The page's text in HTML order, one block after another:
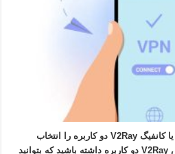
چرا باید خرید V2Ray دو کاربره یا کانفیگ V2Ray دو کاربره را انتخاب
کنید؟ اگر قصد دارید یک سرویس V2Ray دو کاربره داشته باشید که بتوانید